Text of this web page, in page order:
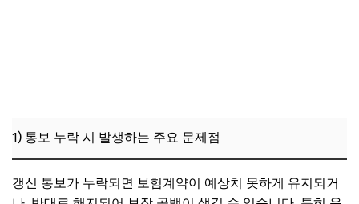
1) 통보 누락 시 발생하는 주요 문제점
갱신 통보가 누락되면 보험계약이 예상치 못하게 유지되거